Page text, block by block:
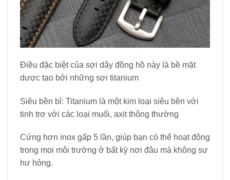
Điều đặc biệt của sợi dây đồng hồ này là bề mặt
dược tạo bởi những sợi titanium
Siêu bền bỉ: Titanium là một kim loại siêu bền với
tinh trơ với các loại muối, axit thông thường
Cứng hơn inox gấp 5 lần, giúp bạn có thể hoạt động
trong mọi môi trường ở bất kỳ nơi đâu mà không sự
hư hỏng.